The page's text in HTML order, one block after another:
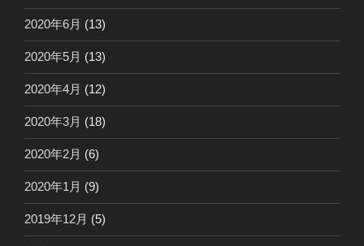
2020年6月 (13)
2020年5月 (13)
2020年4月 (12)
2020年3月 (18)
2020年2月 (6)
2020年1月 (9)
2019年12月 (5)